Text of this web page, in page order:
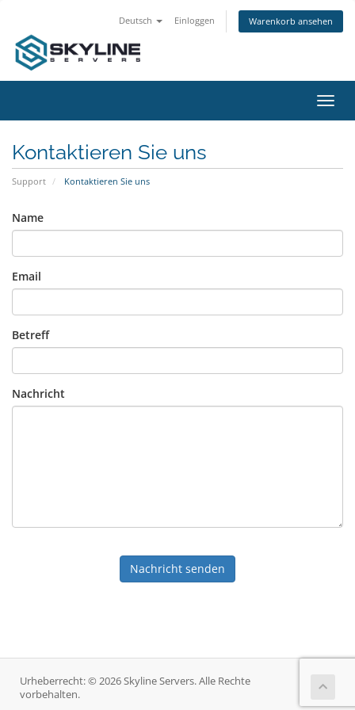
Deutsch Einloggen Warenkorb ansehen
ein-/
Kontaktieren Sie uns
Support Kontaktieren Sie uns
Name
Email
Betreff
Nachricht
Nachricht senden
Urheberrecht: © 2026 Skyline Servers. Alle Rechte
vorbehalten.